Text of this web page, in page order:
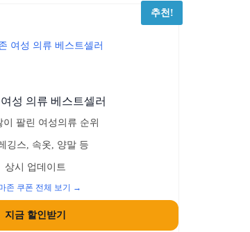
추천!
성 의류 베스트셀러
이 팔린 여성의류 순위
깅스, 속옷, 양말 등
상시 업데이트
존 쿠폰 전체 보기 →
지금 할인받기